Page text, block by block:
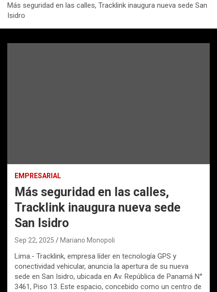
Más seguridad en las calles, Tracklink inaugura nueva sede San
Isidro
EMPRESARIAL
Más seguridad en las calles,
Tracklink inaugura nueva sede
San Isidro
Sep 22, 2025 Mariano Monopoli
Lima.- Tracklink, empresa líder en tecnología GPS y
conectividad vehicular, anuncia la apertura de su nueva
sede en San Isidro, ubicada en Av. República de Panamá N°
3461, Piso 13. Este espacio, concebido como un centro de